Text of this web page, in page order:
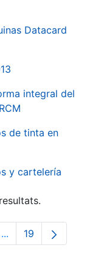
Datacard
integral del
de tinta en
y cartelería
Utilitzeu TAB per
...PàginesPàgina
19